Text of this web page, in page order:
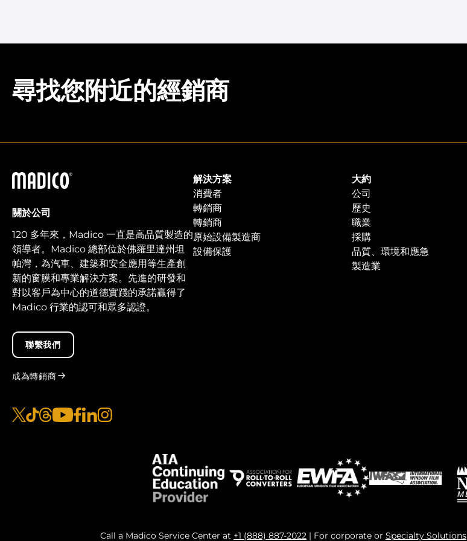
尋找您附近的經銷商
馬迪科
關於公司
120 多年來，Madico 一直是高品質製造的
領導者。Madico 總部位於佛羅里達州坦
帕灣，為汽車、建築和安全應用等生產創
新的窗膜和專業解決方案。先進的研發和
對以客戶為中心的道德實踐的承諾贏得了
Madico 行業的認可和眾多認證。
聯繫我們
成為轉銷商
解決方案
消費者
轉銷商
轉銷商
原始設備製造商
設備保護
大約
公司
歷史
職業
採購
品質、環境和應急
製造業
Call a Madico Service Center at +1 (888) 887-2022 | For corporate or Specialty Solutions